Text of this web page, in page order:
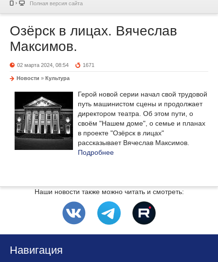
Полная версия сайта
Озёрск в лицах. Вячеслав
Максимов.
02 марта 2024, 08:54 1671
Новости » Культура
Герой новой серии начал свой трудовой
путь машинистом сцены и продолжает
директором театра. Об этом пути, о
своём "Нашем доме", о семье и планах
в проекте "Озёрск в лицах"
рассказывает Вячеслав Максимов.
Подробнее
Наши новости также можно читать и смотреть:
Навигация